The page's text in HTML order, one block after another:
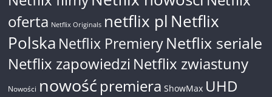
oferta Netflix Originals netflix pl Netflix
Polska Netflix PremieryNetflix seriale
Netflix zapowiedzi Netflix zwiastuny
Nowości nowość premiera ShowMax UHD